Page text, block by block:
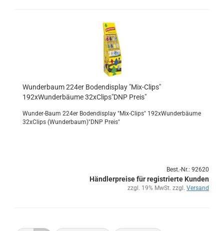
Wun­der­baum 224er Bo­den­dis­play "Mix-​Clips"
192xWunderbäume 32xClips"DNP Preis"
Wunder-​Baum 224er Bo­den­dis­play "Mix-​Clips" 192xWunderbäume
32xClips (Wun­der­baum)"DNP Preis"
Best.-Nr.: 92620
Händlerpreise für registrierte Kunden
zzgl. 19% MwSt. zzgl. Versand